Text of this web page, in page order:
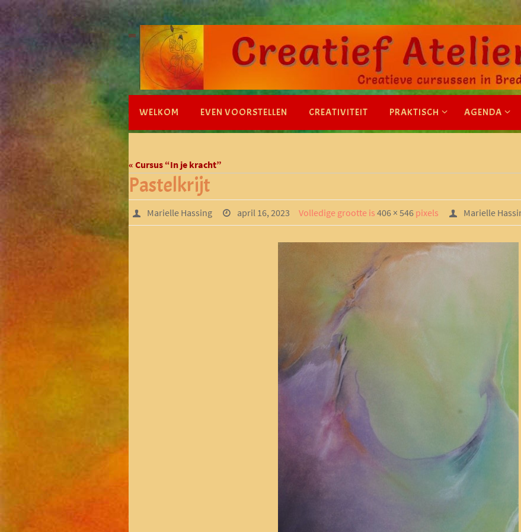
Ga
inhoud
naar
de
WELKOM EVEN VOORSTELLEN CREATIVITEIT PRAKTISCH AGENDA
« Cursus “In je kracht”
Pastelkrijt
Marielle Hassing april 16, 2023 Volledige grootte is406 × 546 pixels Marielle